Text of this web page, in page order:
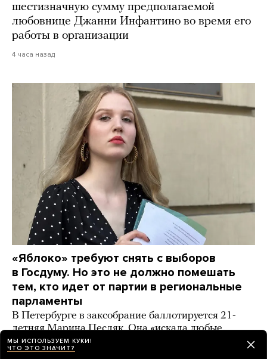
шестизначную сумму предполагаемой
любовнице Джанни Инфантино во время его
работы в организации
4 часа назад
«Яблоко» требуют снять с выборов
в Госдуму. Но это не должно помешать
тем, кто идет от партии в региональные
парламенты
В Петербурге в заксобрание баллотируется 21-
летняя Марина Песляк. Она «искала любые
методы», чтобы агитировать за мир
МЫ ИСПОЛЬЗУЕМ КУКИ!
ЧТО ЭТО ЗНАЧИТ?